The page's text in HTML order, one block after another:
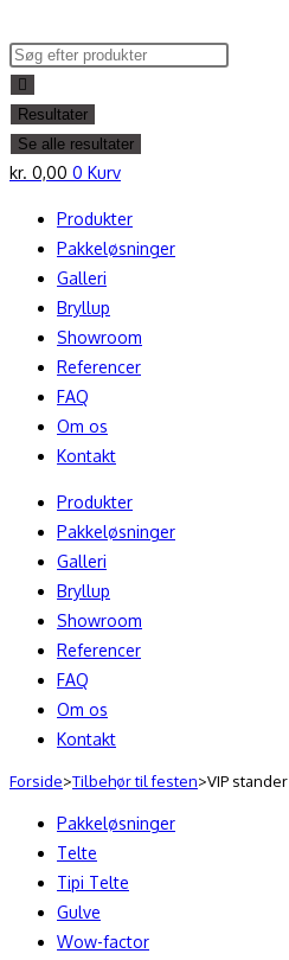
to
content
Search
...
Resultater
Se alle resultater
kr. 0,00 0 Kurv
Produkter
Pakkeløsninger
Galleri
Bryllup
Showroom
Referencer
FAQ
Om os
Kontakt
Produkter
Pakkeløsninger
Galleri
Bryllup
Showroom
Referencer
FAQ
Om os
Kontakt
Forside>Tilbehør til festen>VIP stander
Pakkeløsninger
Telte
Tipi Telte
Gulve
Wow-factor